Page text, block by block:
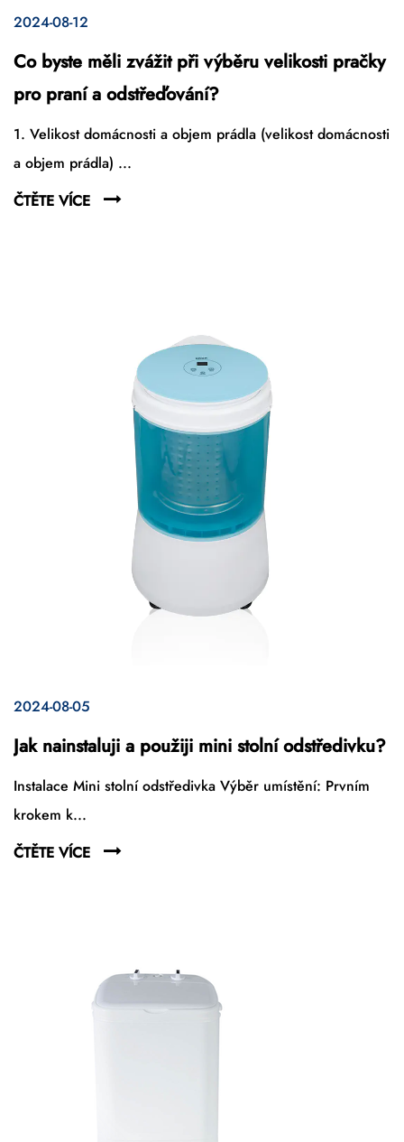
2024-08-12
Co byste měli zvážit při výběru velikosti pračky
pro praní a odstřeďování?
1. Velikost domácnosti a objem prádla (velikost domácnosti
a objem prádla) ...
ČTĚTE VÍCE
2024-08-05
Jak nainstaluji a použiji mini stolní odstředivku?
Instalace Mini stolní odstředivka Výběr umístění: Prvním
krokem k...
ČTĚTE VÍCE